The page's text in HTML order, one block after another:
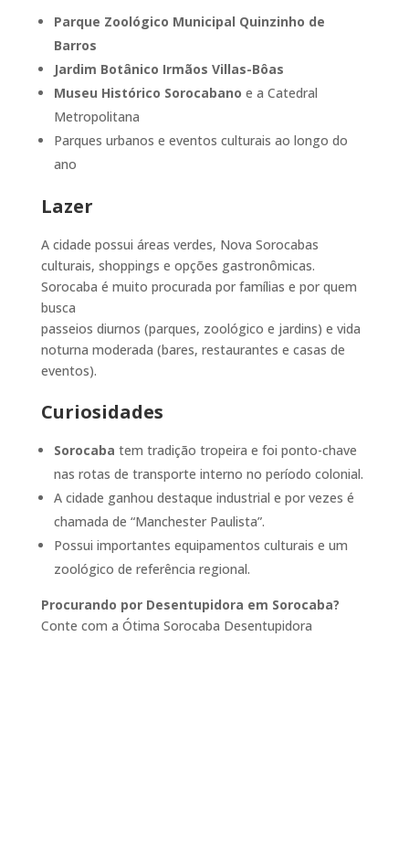
Parque Zoológico Municipal Quinzinho de
Barros
Jardim Botânico Irmãos Villas-Bôas
Museu Histórico Sorocabano e a Catedral
Metropolitana
Parques urbanos e eventos culturais ao longo do
ano
Lazer
A cidade possui áreas verdes, Nova Sorocabas
culturais, shoppings e opções gastronômicas.
Sorocaba é muito procurada por famílias e por quem
busca
passeios diurnos (parques, zoológico e jardins) e vida
noturna moderada (bares, restaurantes e casas de
eventos).
Curiosidades
Sorocaba tem tradição tropeira e foi ponto-chave
nas rotas de transporte interno no período colonial.
A cidade ganhou destaque industrial e por vezes é
chamada de “Manchester Paulista”.
Possui importantes equipamentos culturais e um
zoológico de referência regional.
Procurando por Desentupidora em Sorocaba?
Conte com a Ótima Sorocaba Desentupidora